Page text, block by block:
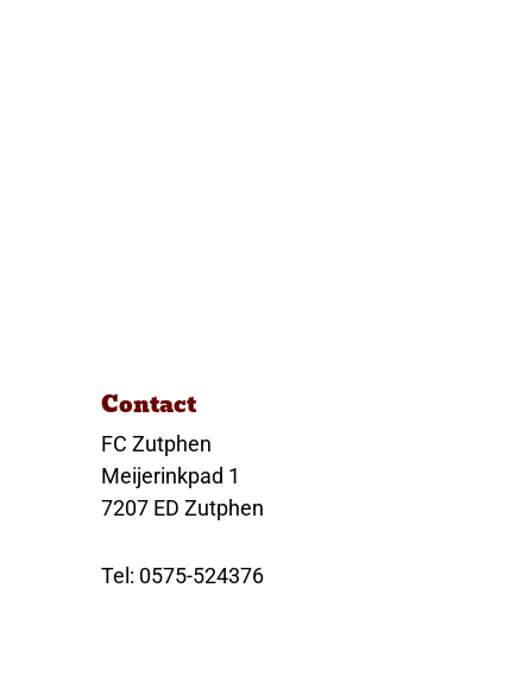
Contact
FC Zutphen
Meijerinkpad 1
7207 ED Zutphen
Tel: 0575-524376